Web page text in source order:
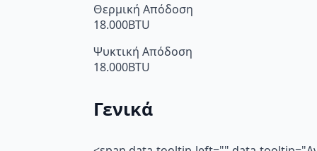
Θερμική Απόδοση
18.000BTU
Ψυκτική Απόδοση
18.000BTU
Γενικά